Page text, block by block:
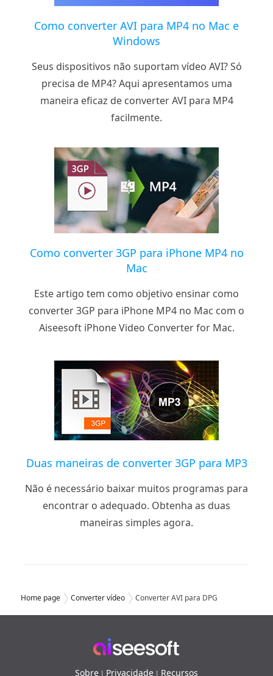
Como converter AVI para MP4 no Mac e
Windows
Seus dispositivos não suportam vídeo AVI? Só
precisa de MP4? Aqui apresentamos uma
maneira eficaz de converter AVI para MP4
facilmente.
Como converter 3GP para iPhone MP4 no
Mac
Este artigo tem como objetivo ensinar como
converter 3GP para iPhone MP4 no Mac com o
Aiseesoft iPhone Video Converter for Mac.
Duas maneiras de converter 3GP para MP3
Não é necessário baixar muitos programas para
encontrar o adequado. Obtenha as duas
maneiras simples agora.
Home page Converter vídeo Converter AVI para DPG
Sobre | Privacidade | Recursos